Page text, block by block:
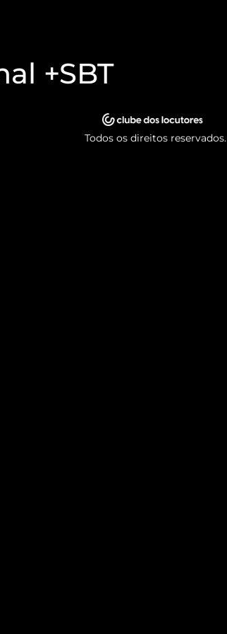
+SBT
Todos os direitos reservados.